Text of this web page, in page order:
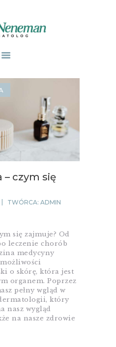
czym się
TWÓRCA: ADMIN
się zajmuje? Od
leczenie chorób
medycyny
o skórę, która jest
organem. Poprzez
pełny wgląd w
który
nasz wygląd
na nasze zdrowie